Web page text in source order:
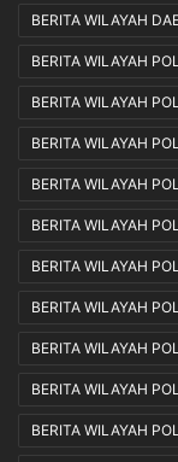
BERITA WILAYAH
BERITA WILAYAH
BERITA WILAYAH
BERITA WILAYAH
BERITA WILAYAH
BERITA WILAYAH
BERITA WILAYAH
BERITA WILAYAH
BERITA WILAYAH
BERITA WILAYAH
BERITA WILAYAH